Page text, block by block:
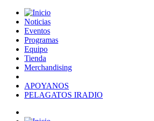
Noticias
Eventos
Programas
Equipo
Tienda
Merchandising
APOYANOS
PELAGATOS IRADIO